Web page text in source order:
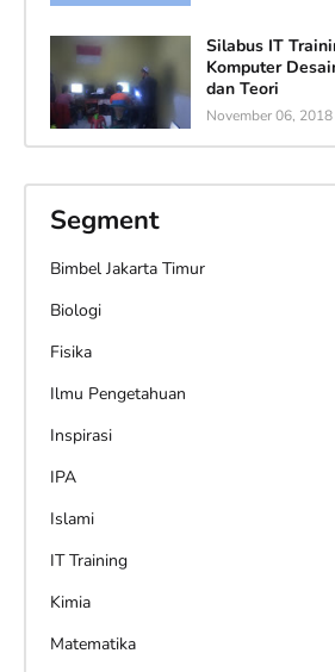
Silabus IT
Komputer
dan Teori
November 06, 2018
Segment
Bimbel Jakarta Timur
Biologi
Fisika
Ilmu Pengetahuan
Inspirasi
IPA
Islami
IT Training
Kimia
Matematika